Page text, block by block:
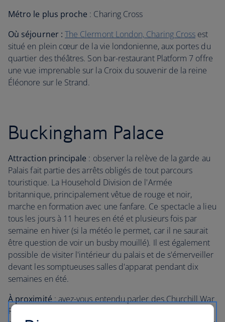
Métro le plus proche : Charing Cross
Où séjourner : The Clermont London, Charing Cross est
situé en plein cœur de la vie londonienne, aux portes du
quartier des théâtres. Son bar-restaurant Platform 7 offre
une vue imprenable sur la Croix du souvenir de la reine
Éléonore sur le Strand.
Buckingham Palace
Attraction principale : observer la relève de la garde au
Palais fait partie des arrêts obligés de tout parcours
touristique. La Household Division de l'Armée
britannique, principalement vêtue de rouge et noir,
marche en formation avec une fanfare. Ce spectacle a lieu
tous les jours à 11 heures en été et plusieurs fois par
semaine en hiver (si la météo le permet, car il ne saurait
être question de voir un busby mouillé). Il est également
possible de visiter l'intérieur du palais et de s'émerveiller
devant les somptueuses salles d'apparat pendant dix
semaines en été.
À proximité: avez-vous entendu parler des Churchill War
Rooms, le centre de commandement de Churchill